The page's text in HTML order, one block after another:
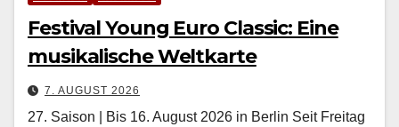
Festival Young Euro Classic: Eine
musikalische Weltkarte
7. AUGUST 2026
27. Saison | Bis 16. August 2026 in Berlin Seit Fre­itag